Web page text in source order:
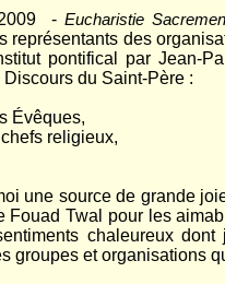
2009 -Eucharistie
représentants des
pontifical par Jean-
Discours du Saint-Père :
Évêques,
religieux,
une source de grande
Fouad Twal pour les
chaleureux
groupes et organisations